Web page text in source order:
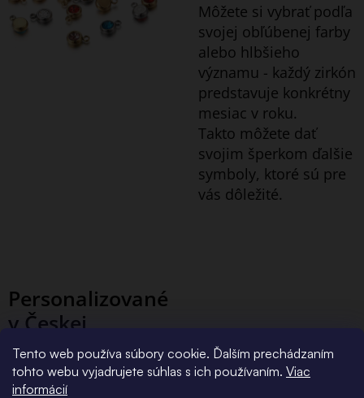
Tento web používa súbory cookie. Ďalším prechádzaním
tohto webu vyjadrujete súhlas s ich používaním. Viac
informácií
Môžete si vybrať podľa
svojej obľúbenej farby
alebo hlbšieho
významu - každý zirkón
predstavuje konkrétny
mesiac v roku.
Takto môžete dať
svojim šperkom ďalšie
symboly, ktoré sú pre
vás dôležité.
Personalizované
v Českej
republike